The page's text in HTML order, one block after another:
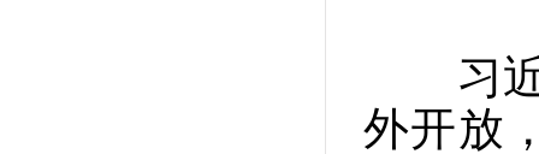
习近
外开放